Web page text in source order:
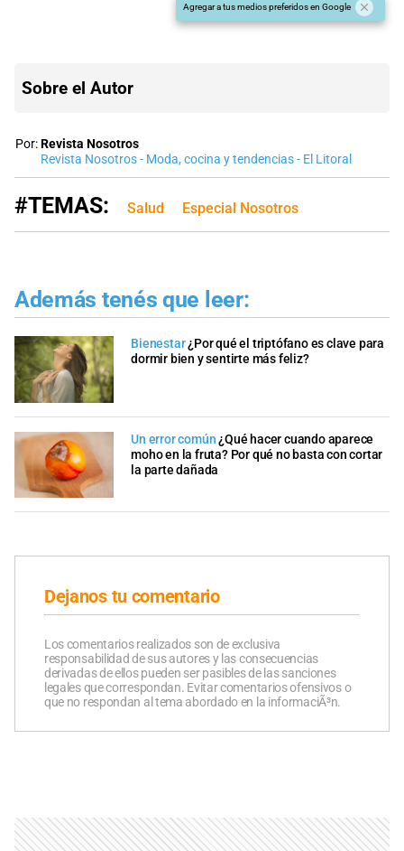
Agregar a tus medios preferidos en Google
Sobre el Autor
Por:Revista Nosotros
Revista Nosotros - Moda, cocina y tendencias - El Litoral
#TEMAS: Salud Especial Nosotros
Además tenés que leer:
Bienestar¿Por qué el triptófano es clave para
dormir bien y sentirte más feliz?
Un error común¿Qué hacer cuando aparece
moho en la fruta? Por qué no basta con cortar
la parte dañada
Dejanos tu comentario
Los comentarios realizados son de exclusiva
responsabilidad de sus autores y las consecuencias
derivadas de ellos pueden ser pasibles de las sanciones
legales que correspondan. Evitar comentarios ofensivos o
que no respondan al tema abordado en la informaciÃ³n.